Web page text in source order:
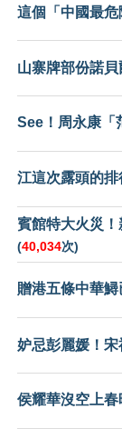
這個「中國最
山寨牌部份諾
See！周永康「
江這次露頭的排
賓館特大火災
(40,034次)
贈港五條中華
妒忌彭麗媛！
侯耀華沒空上